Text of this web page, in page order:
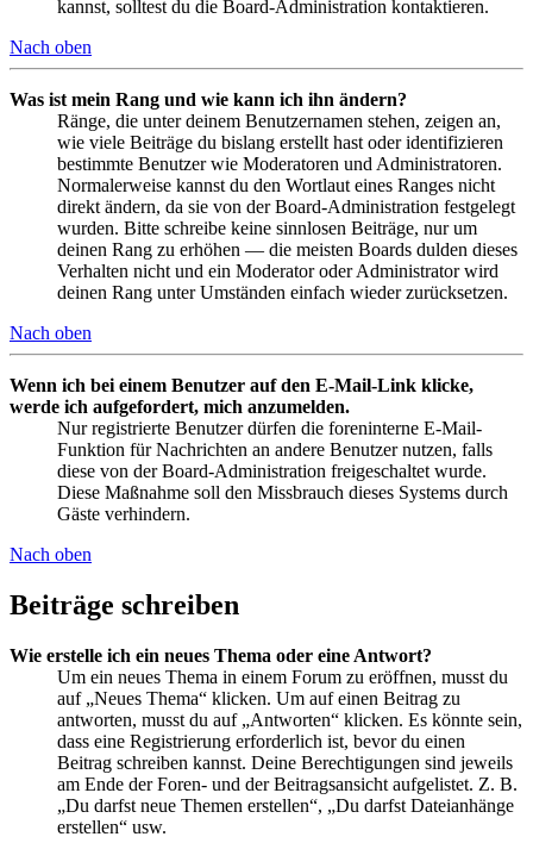
kannst, solltest du die Board-Administration kontaktieren.
Nach oben
Was ist mein Rang und wie kann ich ihn ändern?
Ränge, die unter deinem Benutzernamen stehen, zeigen an,
wie viele Beiträge du bislang erstellt hast oder identifizieren
bestimmte Benutzer wie Moderatoren und Administratoren.
Normalerweise kannst du den Wortlaut eines Ranges nicht
direkt ändern, da sie von der Board-Administration festgelegt
wurden. Bitte schreibe keine sinnlosen Beiträge, nur um
deinen Rang zu erhöhen — die meisten Boards dulden dieses
Verhalten nicht und ein Moderator oder Administrator wird
deinen Rang unter Umständen einfach wieder zurücksetzen.
Nach oben
Wenn ich bei einem Benutzer auf den E-Mail-Link klicke,
werde ich aufgefordert, mich anzumelden.
Nur registrierte Benutzer dürfen die foreninterne E-Mail-
Funktion für Nachrichten an andere Benutzer nutzen, falls
diese von der Board-Administration freigeschaltet wurde.
Diese Maßnahme soll den Missbrauch dieses Systems durch
Gäste verhindern.
Nach oben
Beiträge schreiben
Wie erstelle ich ein neues Thema oder eine Antwort?
Um ein neues Thema in einem Forum zu eröffnen, musst du
auf „Neues Thema“ klicken. Um auf einen Beitrag zu
antworten, musst du auf „Antworten“ klicken. Es könnte sein,
dass eine Registrierung erforderlich ist, bevor du einen
Beitrag schreiben kannst. Deine Berechtigungen sind jeweils
am Ende der Foren- und der Beitragsansicht aufgelistet. Z. B.
„Du darfst neue Themen erstellen“, „Du darfst Dateianhänge
erstellen“ usw.